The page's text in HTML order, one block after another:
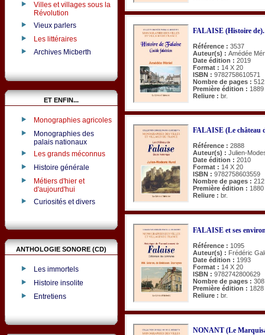
Villes et villages sous la
Révolution
Vieux parlers
Les littéraires
Archives Micberth
ET ENFIN...
Monographies agricoles
Monographies des
palais nationaux
Les grands méconnus
Histoire générale
Métiers d'hier et
d'aujourd'hui
Curiosités et divers
ANTHOLOGIE SONORE (CD)
Les immortels
Histoire insolite
Entretiens
FALAISE (Histoire
Référence : 3537
Auteur(s) : Amédée
Date édition : 2019
Format : 14 X 20
ISBN : 9782758610571
Nombre de pages : 512
Première édition : 1889
Reliure : br.
FALAISE (Le château
Référence : 2888
Auteur(s) : Julien-
Date édition : 2010
Format : 14 X 20
ISBN : 9782758603559
Nombre de pages : 212
Première édition : 1880
Reliure : br.
FALAISE et ses
Référence : 1095
Auteur(s) : Frédéric
Date édition : 1993
Format : 14 X 20
ISBN : 9782742800629
Nombre de pages : 308
Première édition : 1828
Reliure : br.
NONANT (Le